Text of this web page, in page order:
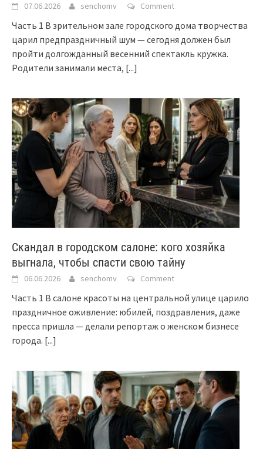
07.06.2026 senchomv Comment
Часть 1 В зрительном зале городского дома творчества
царил предпраздничный шум — сегодня должен был
пройти долгожданный весенний спектакль кружка.
Родители занимали места, [...]
Скандал в городском салоне: кого хозяйка
выгнала, чтобы спасти свою тайну
06.06.2026 senchomv Comment
Часть 1 В салоне красоты на центральной улице царило
праздничное оживление: юбилей, поздравления, даже
пресса пришла — делали репортаж о женском бизнесе
города. [...]